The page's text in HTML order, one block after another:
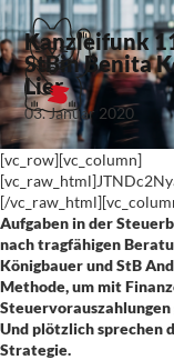
Kanzleifunk
StBin Benita
Lier
03. Januar 2020
[vc_row][vc_column]
[/
Aufgaben in der
nach tragfähigen
Königbauer und StB
Methode, um mit
Und plötzlich sprechen
Strategie.